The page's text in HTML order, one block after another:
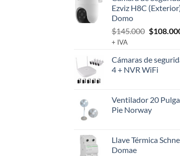
Ezviz H8C
Domo
$145.000 El
era:
$145.000.
$
+ IVA
Cámaras de
4 + NVR WiFi
Ventilador 20
Pie Norway
Llave Térmica
Domae